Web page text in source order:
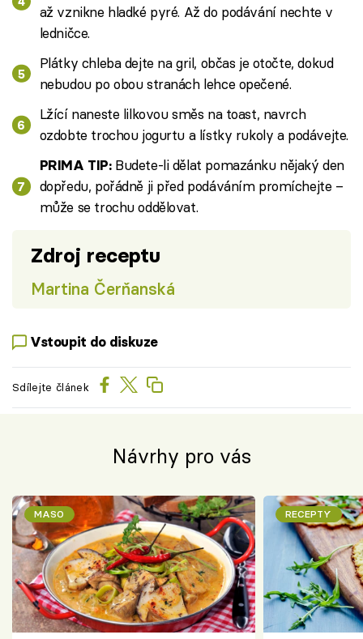
až vznikne hladké pyré. Až do podávání nechte v
ledničce.
Plátky chleba dejte na gril, občas je otočte, dokud
nebudou po obou stranách lehce opečené.
Lžící naneste lilkovou směs na toast, navrch
ozdobte trochou jogurtu a lístky rukoly a podávejte.
PRIMA TIP:Budete-li dělat pomazánku nějaký den
dopředu, pořádně ji před podáváním promíchejte –
může se trochu oddělovat.
Zdroj receptu
Martina Čerňanská
Vstoupit do diskuze
Sdílejte článek
Návrhy pro vás
MASO RECEPTY